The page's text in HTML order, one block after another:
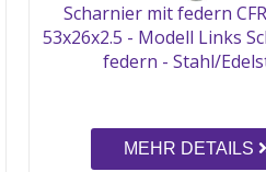
Scharnier mit federn
53x26x2.5 - Modell Links
federn - Stahl/
MEHR DETAILS